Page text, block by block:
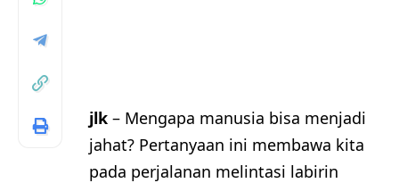
jlk – Mengapa manusia bisa menjadi
jahat? Pertanyaan ini membawa kita
pada perjalanan melintasi labirin